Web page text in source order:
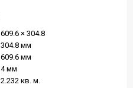
609.6 × 304.8
304.8 мм
609.6 мм
4 мм
2.232 кв. м.